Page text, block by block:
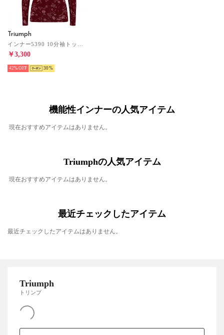
Triumph
￥3,300
42% 30
機能性インナーの人気アイテム
現在おすすめアイテムはありません。
Triumphの人気アイテム
現在おすすめアイテムはありません。
最近チェックしたアイテム
最近チェックしたアイテムはありません。
Triumph
トリンプ